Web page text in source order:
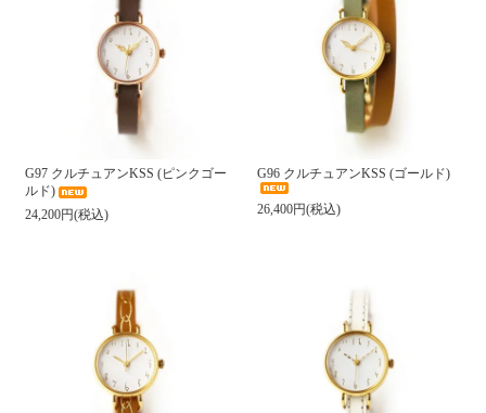
G97 クルチュアンKSS (ピンクゴー
ルド)
24,200円(税込)
G96 クルチュアンKSS (ゴールド)
26,400円(税込)